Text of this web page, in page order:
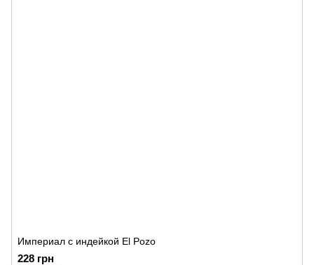
Империал с индейкой El Pozo
228 грн